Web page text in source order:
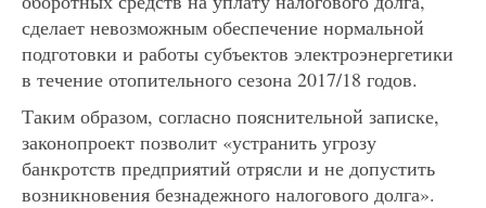
сделает невозможным обеспечение нормальной
подготовки и работы субъектов электроэнергетики
в течение отопительного сезона 2017/18 годов.
Таким образом, согласно пояснительной записке,
законопроект позволит «устранить угрозу
банкротств предприятий отрясли и не допустить
возникновения безнадежного налогового долга».